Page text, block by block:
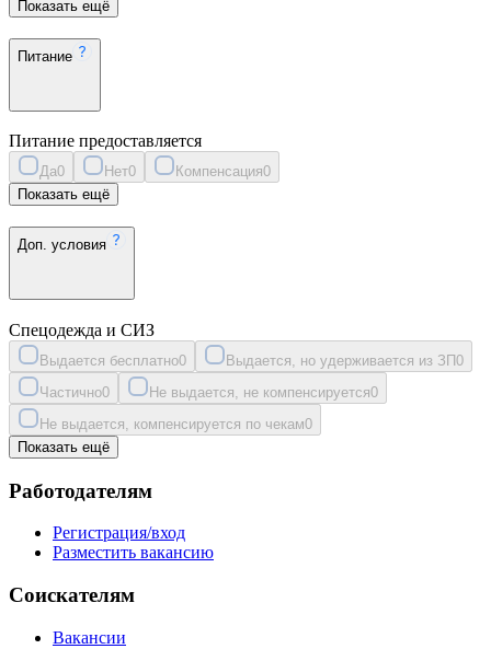
Показать ещё
Питание
Питание предоставляется
Да0 Нет0 Компенсация0
Показать ещё
Доп. условия
Спецодежда и СИЗ
Выдается бесплатно0 Выдается, но удерживается из ЗП0
Частично0 Не выдается, не компенсируется0
Не выдается, компенсируется по чекам0
Показать ещё
Работодателям
Регистрация/вход
Разместить вакансию
Соискателям
Вакансии